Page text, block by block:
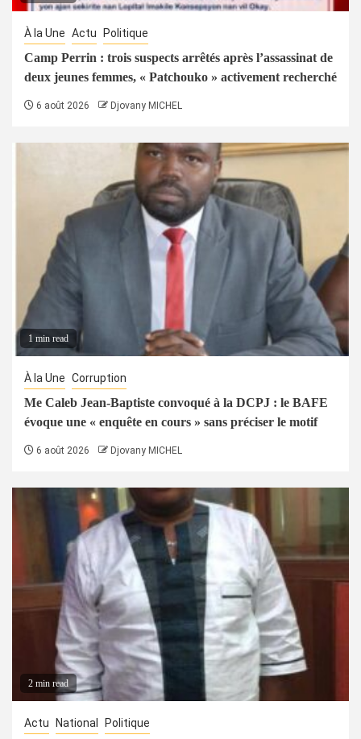
À la Une Actu Politique
Camp Perrin : trois suspects arrêtés après l’assassinat de
deux jeunes femmes, « Patchouko » activement recherché
6 août 2026 Djovany MICHEL
1 min read
À la Une Corruption
Me Caleb Jean-Baptiste convoqué à la DCPJ : le BAFE
évoque une « enquête en cours » sans préciser le motif
6 août 2026 Djovany MICHEL
2 min read
Actu National Politique